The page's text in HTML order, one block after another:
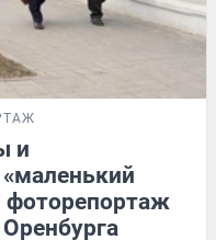
и
фоторепортаж